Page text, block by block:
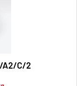
A2/C/2